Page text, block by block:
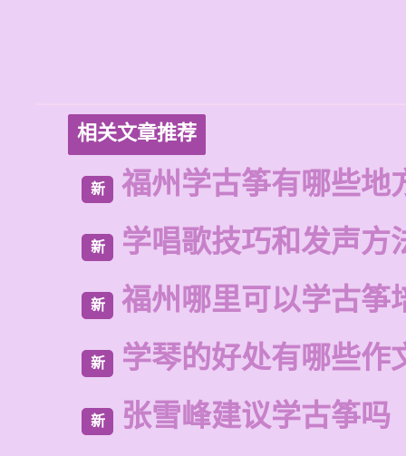
相关文章推荐
新 福州学古筝有哪些地
新 学唱歌技巧和发声方
新 福州哪里可以学古筝
新 学琴的好处有哪些作
新 张雪峰建议学古筝吗